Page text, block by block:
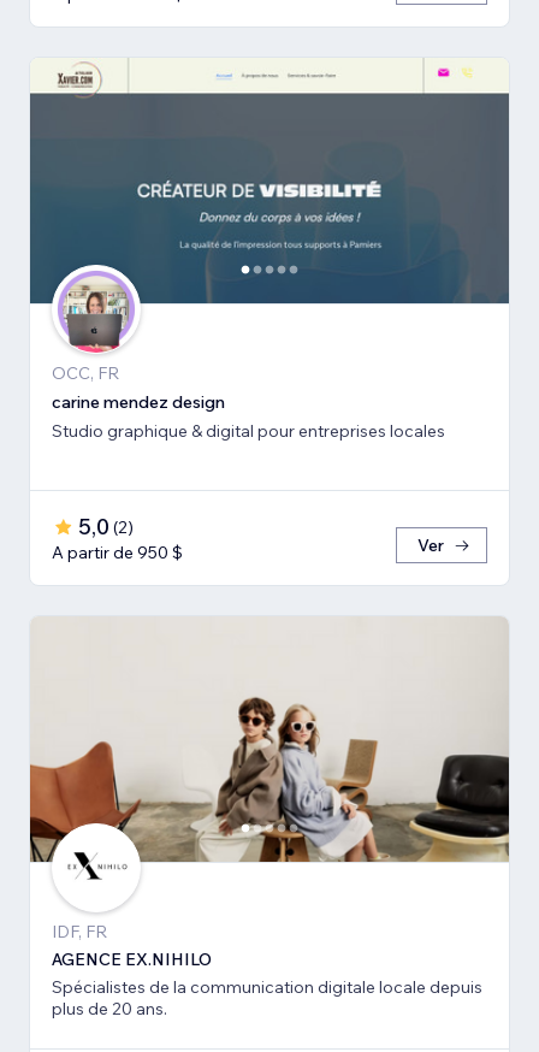
OCC, FR
carine mendez design
Studio graphique & digital pour entreprises locales
5,0 (2)
A partir de 950 $
Ver
IDF, FR
AGENCE EX.NIHILO
Spécialistes de la communication digitale locale depuis
plus de 20 ans.